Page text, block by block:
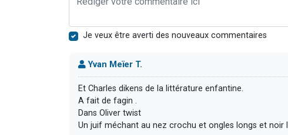
Je veux être averti des nouveaux commentaires
Yvan Meïer T.
Et Charles dikens de la littérature enfantine.
A fait de fagin .
Dans Oliver twist
Un juif méchant au nez crochu et ongles longs et noir